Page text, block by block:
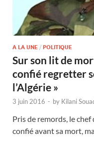
A LA UNE / POLITIQUE
Sur son lit de
confié regretter
l’Algérie »
3 juin 2016 - by Kilani
Pris de remords, le
confié avant sa mort,